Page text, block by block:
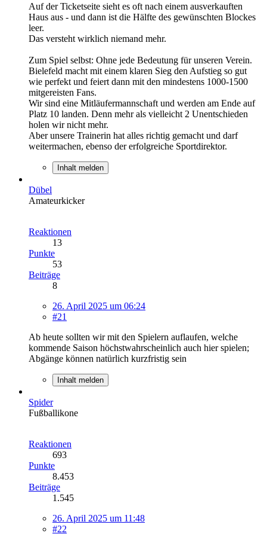
Auf der Ticketseite sieht es oft nach einem ausverkauften
Haus aus - und dann ist die Hälfte des gewünschten Blockes
leer.
Das versteht wirklich niemand mehr.
Zum Spiel selbst: Ohne jede Bedeutung für unseren Verein.
Bielefeld macht mit einem klaren Sieg den Aufstieg so gut
wie perfekt und feiert dann mit den mindestens 1000-1500
mitgereisten Fans.
Wir sind eine Mitläufermannschaft und werden am Ende auf
Platz 10 landen. Denn mehr als vielleicht 2 Unentschieden
holen wir nicht mehr.
Aber unsere Trainerin hat alles richtig gemacht und darf
weitermachen, ebenso der erfolgreiche Sportdirektor.
Inhalt melden
Dübel
Amateurkicker
Reaktionen
13
Punkte
53
Beiträge
8
26. April 2025 um 06:24
#21
Ab heute sollten wir mit den Spielern auflaufen, welche
kommende Saison höchstwahrscheinlich auch hier spielen;
Abgänge können natürlich kurzfristig sein
Inhalt melden
Spider
Fußballikone
Reaktionen
693
Punkte
8.453
Beiträge
1.545
26. April 2025 um 11:48
#22